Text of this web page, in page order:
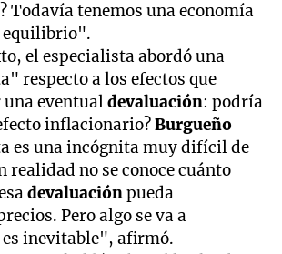
Todavía tenemos una economía
equilibrio".
el especialista abordó una
respecto a los efectos que
una eventualdevaluación: podría
inflacionario?Burgueño
es una incógnita muy difícil de
realidad no se conoce cuánto
devaluaciónpueda
Pero algo se va a
inevitable", afirmó.